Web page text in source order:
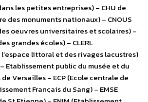
les petites entreprises) – CHU de
des monuments nationaux) – CNOUS
oeuvres universitaires et scolaires) –
grandes écoles) – CLERL
littoral et des rivages lacustres)
– Etablissement public du musée et du
Versailles – ECP (Ecole centrale de
Français du Sang) – EMSE